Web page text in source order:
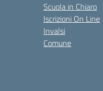
Scuola in Chiaro
Iscrizioni On Line
Invalsi
Comune